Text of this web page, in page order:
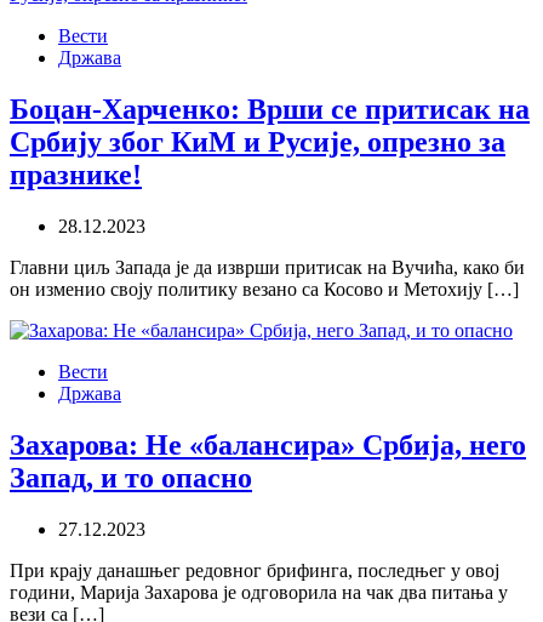
Вести
Држава
Боцан-Харченко: Врши се притисак на
Србију због КиМ и Русије, опрезно за
празнике!
28.12.2023
Главни циљ Запада је да изврши притисак на Вучића, како би
он изменио своју политику везано са Косово и Метохију […]
Вести
Држава
Захарова: Не «балансира» Србија, него
Запад, и то опасно
27.12.2023
При крају данашњег редовног брифинга, последњег у овој
години, Марија Захарова је одговорила на чак два питања у
вези са […]